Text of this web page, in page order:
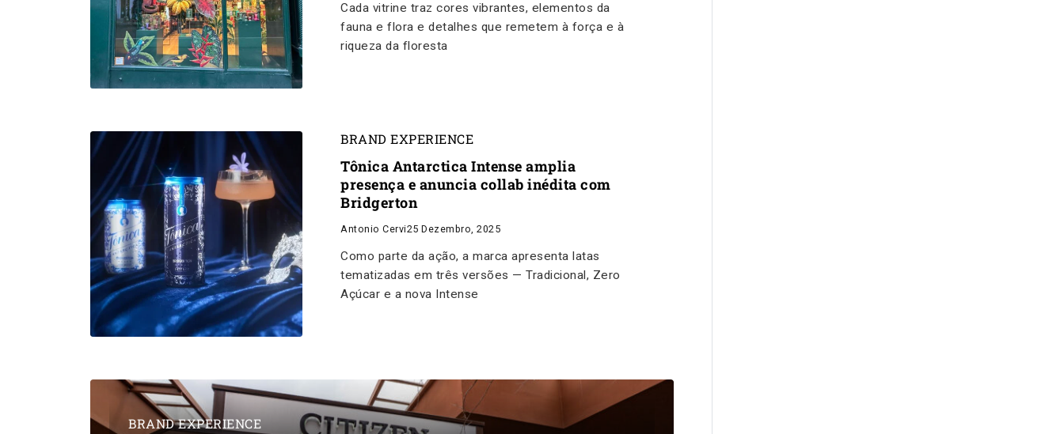
Cada vitrine traz cores vibrantes, elementos da
fauna e flora e detalhes que remetem à força e à
riqueza da floresta
BRAND EXPERIENCE
Tônica Antarctica Intense amplia
presença e anuncia collab inédita com
Bridgerton
Antonio Cervi25 Dezembro, 2025
Como parte da ação, a marca apresenta latas
tematizadas em três versões — Tradicional, Zero
Açúcar e a nova Intense
BRAND EXPERIENCE